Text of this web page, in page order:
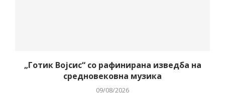
„Готик Војсис“ со рафинирана изведба на
средновековна музика
09/08/2026